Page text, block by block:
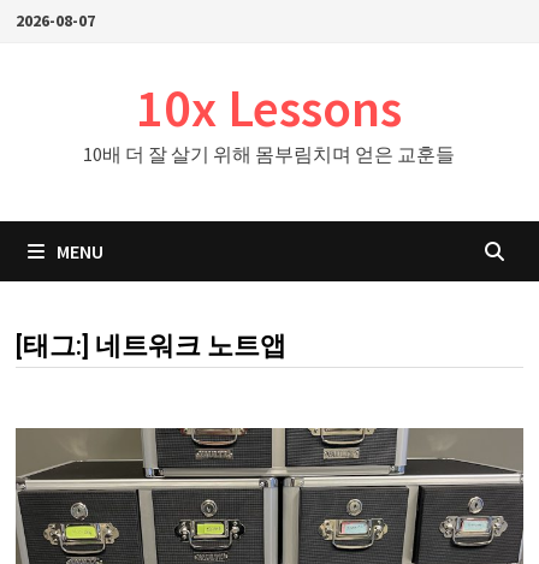
Skip2026-08-07
10x Lessons
10배 더 잘 살기 위해 몸부림치며 얻은 교훈들
MENU
[태그:] 네트워크 노트앱